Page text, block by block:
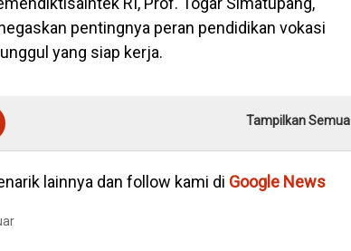
pentingnya peran pendidikan vokasi
yang siap kerja.
Tampilkan Semua
lainnya dan follow kami di Google News